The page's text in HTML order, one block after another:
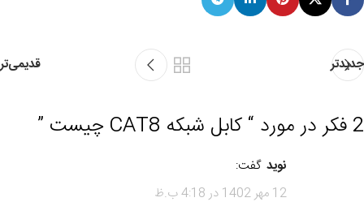
جدیدتر قدیمی‌تر
2 فکر در مورد “ کابل شبکه CAT8 چیست ”
نوید گفت:
12 مهر 1402 در 4:18 ب.ظ